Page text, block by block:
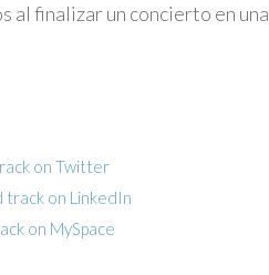
al finalizar un concierto en una